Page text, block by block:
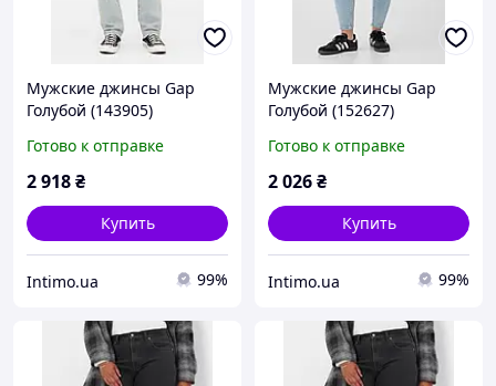
Мужские джинсы Gap
Голубой (143905)
Готово к отправке
2 918₴
Купить
Intimo.ua 99%
Мужские джинсы Gap
Голубой (152627)
Готово к отправке
2 026₴
Купить
Intimo.ua 99%